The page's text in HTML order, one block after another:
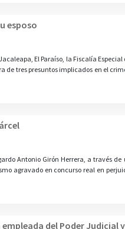
esposo
El Paraíso, la Fiscalía Especial
de tres presuntos implicados en el
Antonio Girón Herrera, a través de
agravado en concurso real en
del Poder Judicial y